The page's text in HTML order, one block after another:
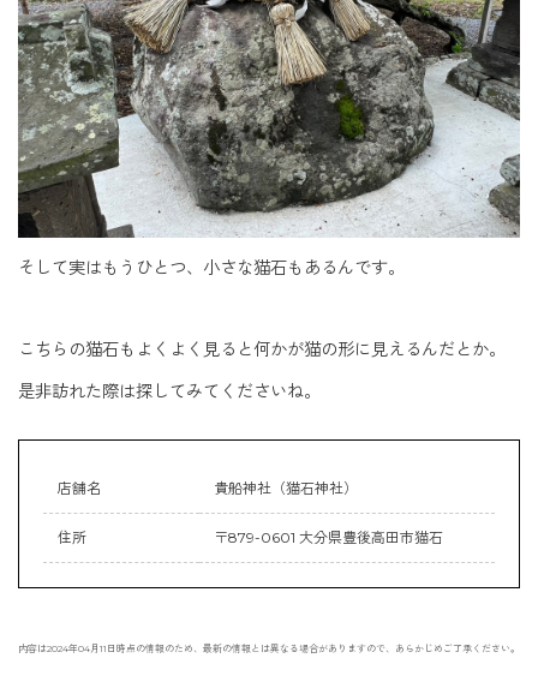
そして実はもうひとつ、小さな猫石もあるんです。
こちらの猫石もよくよく見ると何かが猫の形に見えるんだとか。
是非訪れた際は探してみてくださいね。
店舗名 貴船神社（猫石神社）
住所 〒879-0601 大分県豊後高田市猫石
内容は2024年04月11日時点の情報のため、最新の情報とは異なる場合がありますので、あらかじめご了承ください。